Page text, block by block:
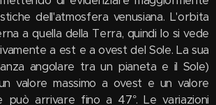
dell'atmosfera venusiana. L'orbita
a quella della Terra, quindi lo si vede
a est e a ovest del Sole. La sua
angolare tra un pianeta e il Sole)
valore massimo a ovest e un valore
può arrivare fino a 47°. Le variazioni